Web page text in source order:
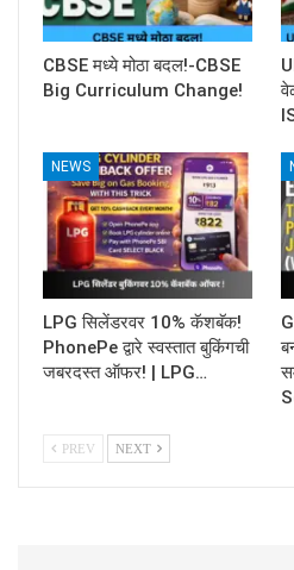
CBSE मध्ये मोठा बदल!-CBSE
Big Curriculum Change!
NEWS
LPG सिलेंडरवर 10% कॅशबॅक!
PhonePe द्वारे स्वस्तात बुकिंगची
जबरदस्त ऑफर! | LPG…
PREV NEXT